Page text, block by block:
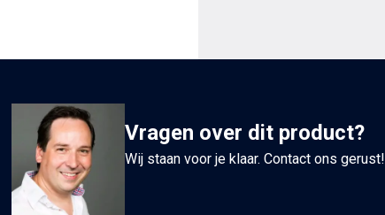
Vragen over dit product?
Wij staan voor je klaar. Contact ons gerust!